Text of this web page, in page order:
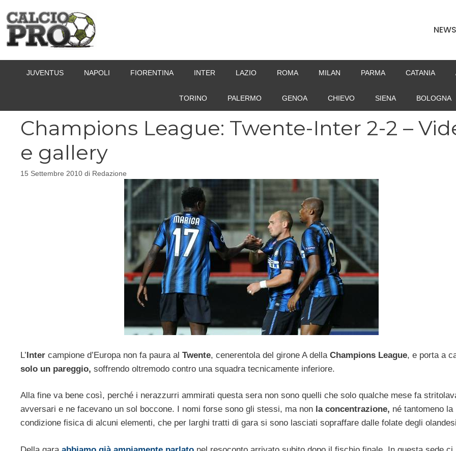
contenuto
NEWS
JUVENTUS NAPOLI FIORENTINA INTER LAZIO ROMA MILAN PARMA CATANIA
TORINO PALERMO GENOA CHIEVO SIENA BOLOGNA
Champions League: Twente-Inter 2-2 –
e gallery
15 Settembre 2010 di Redazione
L’Inter campione d’Europa non fa paura al Twente, cenerentola del girone A della Champions League, e porta a
solo un pareggio, soffrendo oltremodo contro una squadra tecnicamente inferiore.
Alla fine va bene così, perché i nerazzurri ammirati questa sera non sono quelli che solo qualche mese fa
avversari e ne facevano un sol boccone. I nomi forse sono gli stessi, ma non la concentrazione, né tantomeno la
condizione fisica di alcuni elementi, che per larghi tratti di gara si sono lasciati sopraffare dalle folate degli